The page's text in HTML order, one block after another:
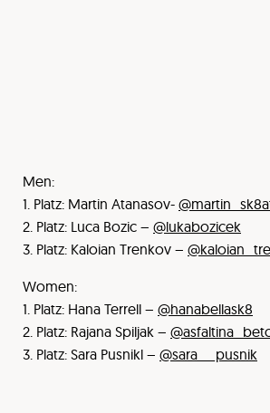
Men:
1. Platz: Martin Atanasov-
2. Platz: Luca Bozic – @lukabozicek
3. Platz: Kaloian Trenkov –
Women:
1. Platz: Hana Terrell – @hanabellask8
2. Platz: Rajana Spiljak –
3. Platz: Sara Pusnikl – @sara__pusnik